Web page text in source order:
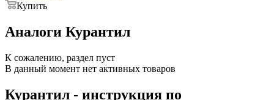
Купить
Аналоги Курантил
К сожалению, раздел пуст
В данный момент нет активных товаров
Курантил - инструкция по